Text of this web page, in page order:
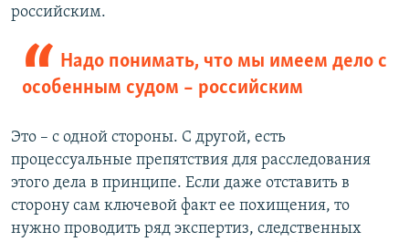
российским.
Надо понимать, что мы имеем дело с
особенным судом – российским
Это – с одной стороны. С другой, есть
процессуальные препятствия для расследования
этого дела в принципе. Если даже отставить в
сторону сам ключевой факт ее похищения, то
нужно проводить ряд экспертиз, следственных